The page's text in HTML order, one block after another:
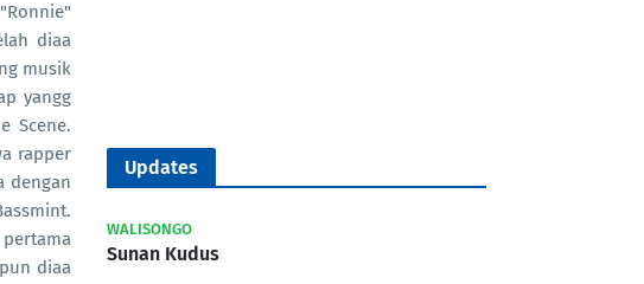
diaa
musik
yangg
Scene.
rapper
dengan
diaa
Updates
WALISONGO
Sunan Kudus